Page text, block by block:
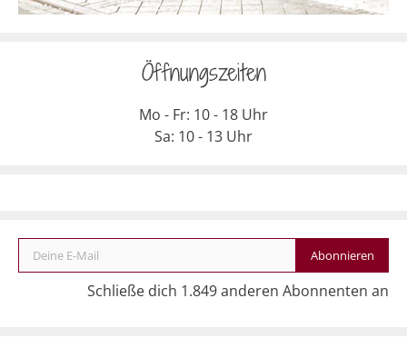
Öffnungszeiten
Mo - Fr: 10 - 18 Uhr
Sa: 10 - 13 Uhr
Deine E-Mail
Abonnieren
Schließe dich 1.849 anderen Abonnenten an